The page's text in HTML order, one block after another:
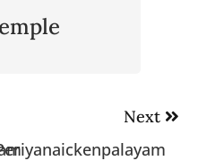
Next